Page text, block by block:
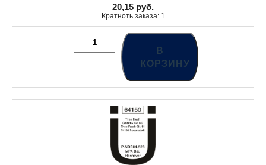
20,15 руб.
Кратноть заказа: 1
В
КОРЗИНУ